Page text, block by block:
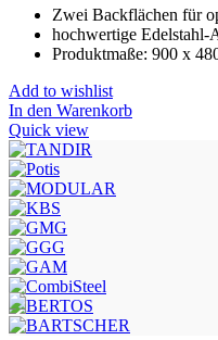
Zwei Backflächen für
hochwertige Edelstahl-
Produktmaße: 900 x
Add to wishlist
In den Warenkorb
Quick view